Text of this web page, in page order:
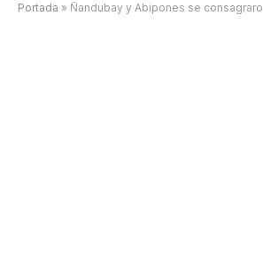
Portada » Ñandubay y Abipones se